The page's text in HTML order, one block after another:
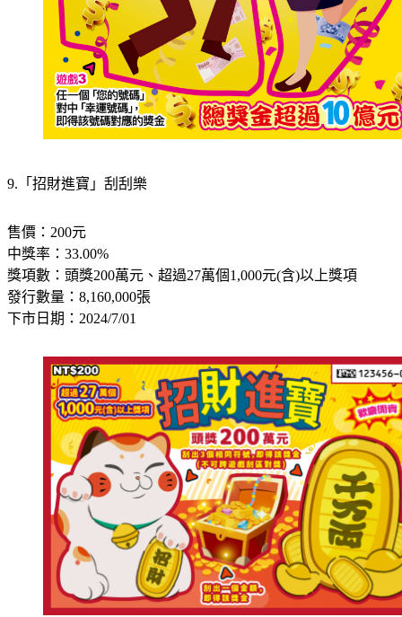
9.「招財進寶」刮刮樂
售價：200元
中獎率：33.00%
獎項數：頭獎200萬元、超過27萬個1,000元(含)以上獎項
發行數量：8,160,000張
下市日期：2024/7/01